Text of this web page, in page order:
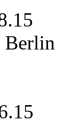
Berlin